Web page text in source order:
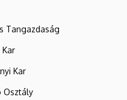
Tangazdaság
Kar
Osztály